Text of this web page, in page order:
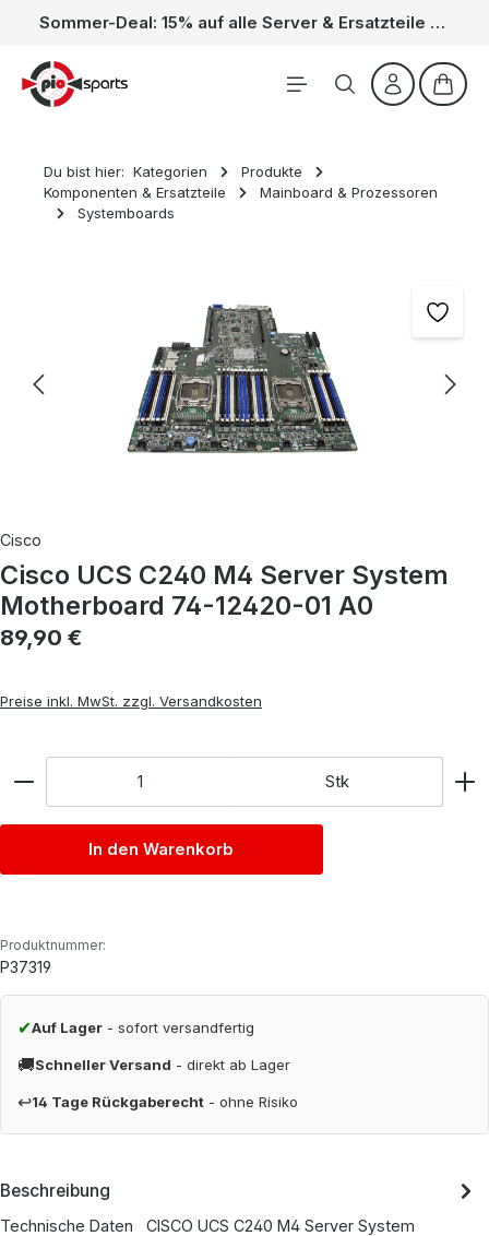
Zum Hauptinhalt springen Sommer-Deal: 15% auf alle Server & Ersatzteile – Kein Code nötig, der Rabatt wird automatisch im Warenkorb abgezogen. Gültig vom 01.06. bis 31.08.
Du bist hier: Kategorien
Produkte
Komponenten & Ersatzteile
Mainboard & Prozessoren
Systemboards
Cisco
Cisco UCS C240 M4 Server System
Motherboard 74-12420-01 A0
Regulärer Preis:
89,90 €
Preise inkl. MwSt. zzgl. Versandkosten
Stk
In den Warenkorb
Produktnummer:
P37319
✔Auf Lager - sofort versandfertig
🚚Schneller Versand - direkt ab Lager
↩14 Tage Rückgaberecht - ohne Risiko
Beschreibung
Technische Daten CISCO UCS C240 M4 Server System